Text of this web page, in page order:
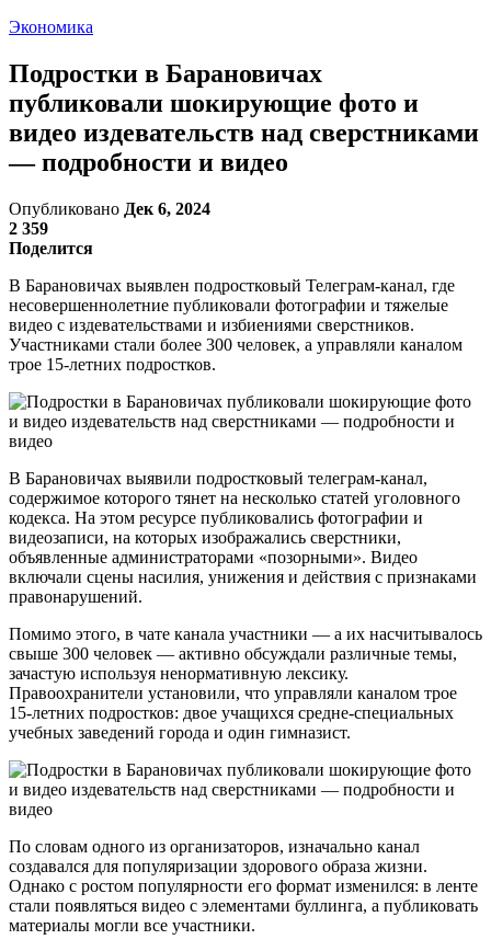
Экономика
Подростки в Барановичах
публиковали шокирующие фото и
видео издевательств над сверстниками
— подробности и видео
Опубликовано Дек 6, 2024
2 359
Поделится
В Барановичах выявлен подростковый Телеграм-канал, где
несовершеннолетние публиковали фотографии и тяжелые
видео с издевательствами и избиениями сверстников.
Участниками стали более 300 человек, а управляли каналом
трое 15-летних подростков.
В Барановичах выявили подростковый телеграм-канал,
содержимое которого тянет на несколько статей уголовного
кодекса. На этом ресурсе публиковались фотографии и
видеозаписи, на которых изображались сверстники,
объявленные администраторами «позорными». Видео
включали сцены насилия, унижения и действия с признаками
правонарушений.
Помимо этого, в чате канала участники — а их насчитывалось
свыше 300 человек — активно обсуждали различные темы,
зачастую используя ненормативную лексику.
Правоохранители установили, что управляли каналом трое
15-летних подростков: двое учащихся средне-специальных
учебных заведений города и один гимназист.
По словам одного из организаторов, изначально канал
создавался для популяризации здорового образа жизни.
Однако с ростом популярности его формат изменился: в ленте
стали появляться видео с элементами буллинга, а публиковать
материалы могли все участники.